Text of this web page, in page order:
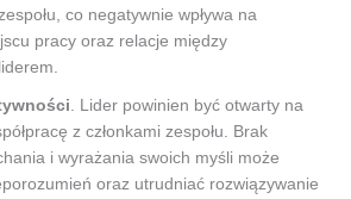
co negatywnie wpływa na
pracy oraz relacje między
. Lider powinien być otwarty na
z członkami zespołu. Brak
i wyrażania swoich myśli może
oraz utrudniać rozwiązywanie